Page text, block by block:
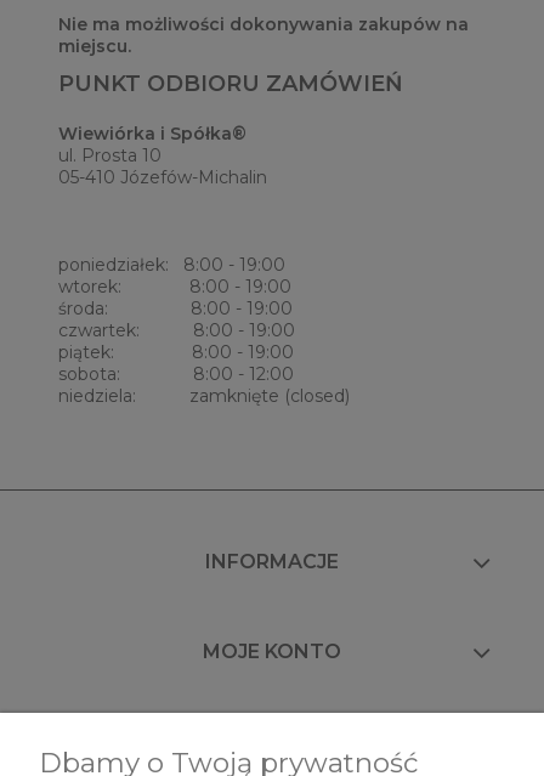
Nie ma możliwości dokonywania zakupów na
miejscu.
PUNKT ODBIORU ZAMÓWIEŃ
Wiewiórka i Spółka®
ul. Prosta 10
05-410 Józefów-Michalin
poniedziałek: 8:00 - 19:00
wtorek: 8:00 - 19:00
środa: 8:00 - 19:00
czwartek: 8:00 - 19:00
piątek: 8:00 - 19:00
sobota: 8:00 - 12:00
niedziela: zamknięte (closed)
INFORMACJE
MOJE KONTO
Dbamy o Twoją prywatność